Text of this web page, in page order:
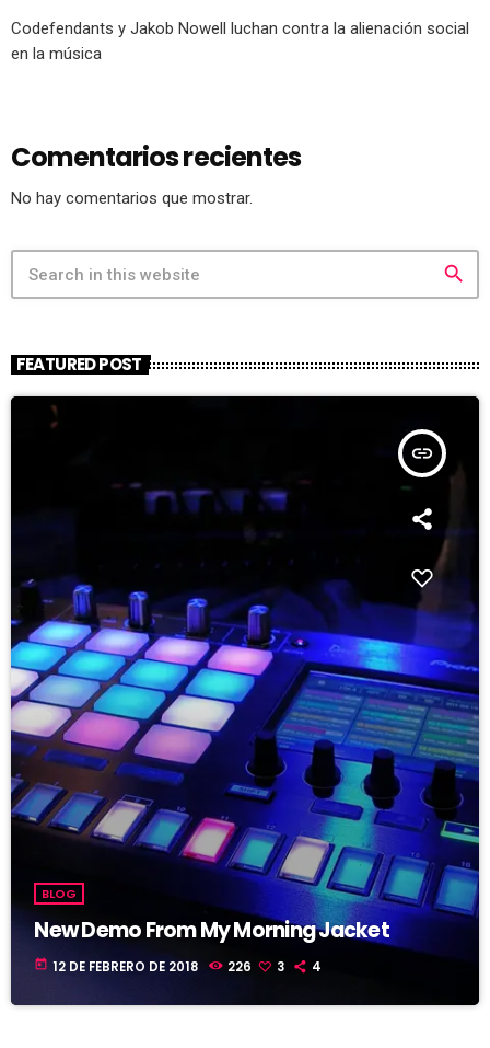
Codefendants y Jakob Nowell luchan contra la alienación social
en la música
Comentarios recientes
No hay comentarios que mostrar.
search
FEATURED POST
insert_link
BLOG
New Demo From My Morning Jacket
today 12 DE FEBRERO DE 2018 226 3 4